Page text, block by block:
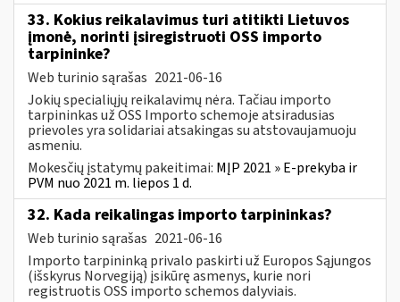
33. Kokius reikalavimus turi atitikti Lietuvos
įmonė, norinti įsiregistruoti OSS importo
tarpininke?
Web turinio sąrašas 2021-06-16
Jokių specialiųjų reikalavimų nėra. Tačiau importo
tarpininkas už OSS Importo schemoje atsiradusias
prievoles yra solidariai atsakingas su atstovaujamuoju
asmeniu.
Mokesčių įstatymų pakeitimai: MĮP 2021 » E-prekyba ir
PVM nuo 2021 m. liepos 1 d.
32. Kada reikalingas importo tarpininkas?
Web turinio sąrašas 2021-06-16
Importo tarpininką privalo paskirti už Europos Sąjungos
(išskyrus Norvegiją) įsikūrę asmenys, kurie nori
registruotis OSS importo schemos dalyviais.